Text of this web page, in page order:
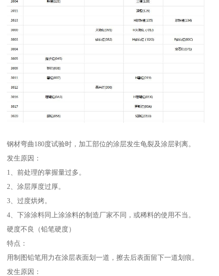
钢材弯曲180度试验时，加工部位的涂层发生龟裂及涂层剥离。
发生原因：
1、前处理的掌握量过多。
2、涂层厚度过厚。
3、过度烘烤。
4、下涂涂料同上涂涂料的制造厂家不同，或稀料的使用不当。
硬度不良（铅笔硬度）
特点：
用制图铅笔用力在涂层表面划一道，擦去后表面留下一道划痕。
发生原因：